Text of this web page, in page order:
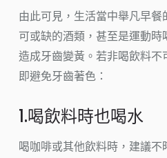
由此可見，生活當中舉凡早
可或缺的酒類，甚至是運動
造成牙齒變黃。若非喝飲料
即避免牙齒著色：
1.喝飲料時也喝水
喝咖啡或其他飲料時，建議